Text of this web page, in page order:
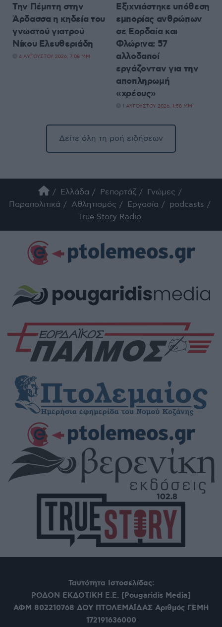
Την Πέμπτη στην
Άρδασσα η κηδεία του
γνωστού γιατρού
Νίκου Ελευθεριάδη
4 ΑΥΓΟΎΣΤΟΥ 2026, 7:08 ΜΜ
Εξιχνιάστηκε υπόθεση
εμπορίας ανθρώπων
σε Εορδαία και
Φλώρινα: 57
αλλοδαποί
εργάζονταν για την
αποπληρωμή
«χρέους»
1 ΑΥΓΟΎΣΤΟΥ 2026, 1:58 ΜΜ
Δείτε όλη τη ροή ειδήσεων
Ελλάδα Ρεπορτάζ
Γνώμες
Παραπολιτικά
Αθλητισμός Εργασία
podcasts
True Story Radio
Ταυτότητα Ιστοσελίδας:
ΡΟΔΟΝ ΕΚΔΟΤΙΚΗ Ε.Ε. [Pougaridis Media]
ΑΦΜ 802210768 ΔΟΥ ΠΤΟΛΕΜΑΪΔΑΣ Αριθμός ΓΕΜΗ
172191636000